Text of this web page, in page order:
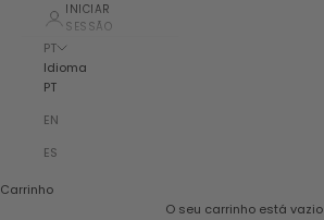
INICIAR
SESSÃO
PT
Idioma
PT
EN
ES
Carrinho
O seu carrinho está vazio